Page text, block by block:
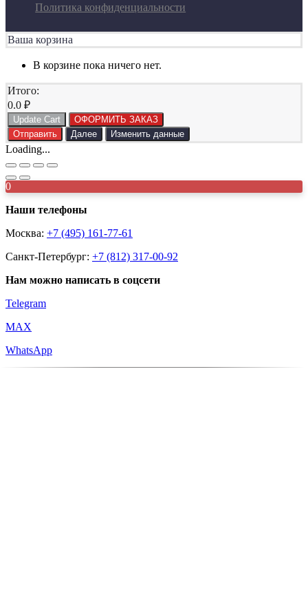
Политика конфиденциальности
Ваша корзина
В корзине пока ничего нет.
Итого:
0.0 ₽
Update Cart
ОФОРМИТЬ ЗАКАЗ
Отправить
Далее Изменить данные
Loading...
0
Наши телефоны
Москва: +7 (495) 161-77-61
Санкт-Петербург: +7 (812) 317-00-92
Нам можно написать в соцсети
Telegram
MAX
WhatsApp